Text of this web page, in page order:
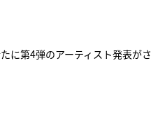
に第4弾のアーティスト発表が